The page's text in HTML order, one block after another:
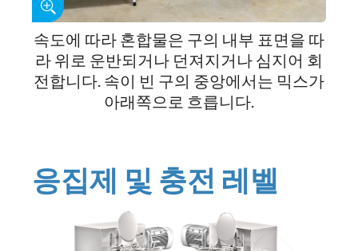
속도에 따라 혼합물은 구의 내부 표면을 따
라 위로 운반되거나 던져지거나 심지어 회
전합니다. 속이 빈 구의 중앙에서는 믹스가
아래쪽으로 흐릅니다.
응집제 및 충전 레벨